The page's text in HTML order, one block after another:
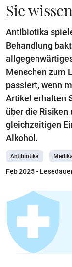
Sie
Antibiotika
Behandlung
Menschen zum
passiert, wenn
Artikel erhalten
über die
gleichzeitigen
Alkohol.
Antibiotika
Feb 2025-